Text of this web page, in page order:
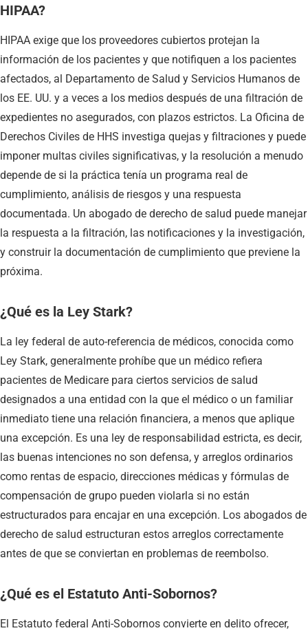
HIPAA?
HIPAA exige que los proveedores cubiertos protejan la
información de los pacientes y que notifiquen a los pacientes
afectados, al Departamento de Salud y Servicios Humanos de
los EE. UU. y a veces a los medios después de una filtración de
expedientes no asegurados, con plazos estrictos. La Oficina de
Derechos Civiles de HHS investiga quejas y filtraciones y puede
imponer multas civiles significativas, y la resolución a menudo
depende de si la práctica tenía un programa real de
cumplimiento, análisis de riesgos y una respuesta
documentada. Un abogado de derecho de salud puede manejar
la respuesta a la filtración, las notificaciones y la investigación,
y construir la documentación de cumplimiento que previene la
próxima.
¿Qué es la Ley Stark?
La ley federal de auto-referencia de médicos, conocida como
Ley Stark, generalmente prohíbe que un médico refiera
pacientes de Medicare para ciertos servicios de salud
designados a una entidad con la que el médico o un familiar
inmediato tiene una relación financiera, a menos que aplique
una excepción. Es una ley de responsabilidad estricta, es decir,
las buenas intenciones no son defensa, y arreglos ordinarios
como rentas de espacio, direcciones médicas y fórmulas de
compensación de grupo pueden violarla si no están
estructurados para encajar en una excepción. Los abogados de
derecho de salud estructuran estos arreglos correctamente
antes de que se conviertan en problemas de reembolso.
¿Qué es el Estatuto Anti-Sobornos?
El Estatuto federal Anti-Sobornos convierte en delito ofrecer,